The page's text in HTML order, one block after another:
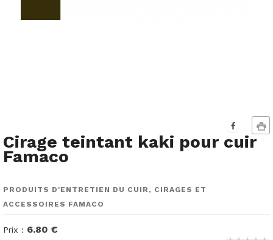
Cirage teintant kaki pour cuir
Famaco
PRODUITS D'ENTRETIEN DU CUIR, CIRAGES ET
ACCESSOIRES FAMACO
Prix : 6.80 €